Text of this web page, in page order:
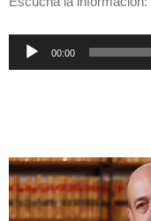
Reproductor
00:00